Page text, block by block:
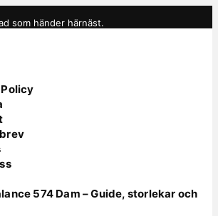
som händer härnäst.
574 Dam – Guide, storlekar och